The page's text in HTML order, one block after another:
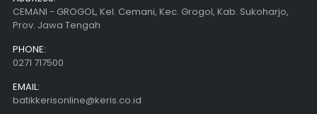
CEMANI - GROGOL, Kel. Cemani, Kec. Grogol, Kab. Sukoharjo,
Prov. Jawa Tengah
PHONE:
0271 717500
EMAIL:
batikkerisonline@keris.co.id